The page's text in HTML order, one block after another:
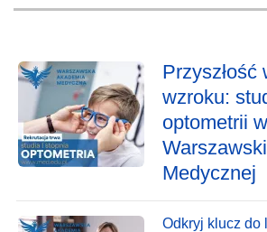
Przyszłość
wzroku:
optometrii w
Medycznej
Odkryj klucz do